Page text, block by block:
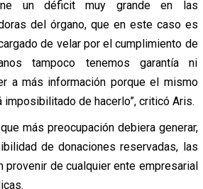
un déficit muy grande en las
del órgano, que en este caso es
de velar por el cumplimiento de
tampoco tenemos garantía ni
a más información porque el mismo
de hacerlo”, criticó Aris.
más preocupación debiera generar,
de donaciones reservadas, las
provenir de cualquier ente empresarial